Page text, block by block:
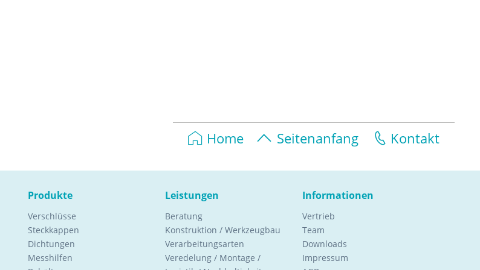
Home Seitenanfang Kontakt
Produkte
Verschlüsse
Steckkappen
Dichtungen
Messhilfen
Leistungen
Beratung
Konstruktion / Werkzeugbau
Verarbeitungsarten
Veredelung / Montage /
Informationen
Vertrieb
Team
Downloads
Impressum